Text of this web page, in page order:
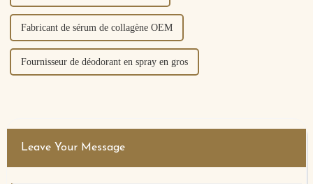
Fabricant de sérum de collagène OEM
Fournisseur de déodorant en spray en gros
Leave Your Message